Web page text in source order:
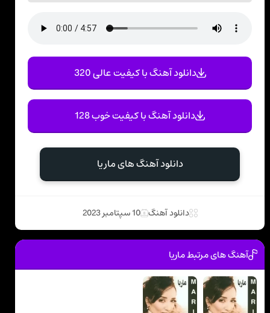
دانلود آهنگ با کیفیت عالی 320
دانلود آهنگ با کیفیت خوب 128
دانلود آهنگ های ماریا
دانلود آهنگ 10 سپتامبر 2023
آهنگ های مرتبط ماریا